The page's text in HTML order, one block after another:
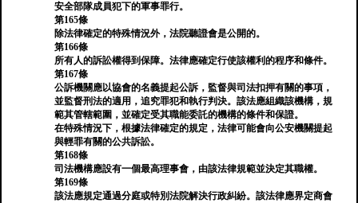
安全部隊成員犯下的軍事罪行。
第165條
除法律確定的特殊情況外，法院聽證會是公開的。
第166條
所有人的訴訟權得到保障。法律應確定行使該權利的程序和條件。
第167條
公訴機關應以協會的名義提起公訴，監督與司法扣押有關的事項，
並監督刑法的適用，追究罪犯和執行判決。該法應組織該機構，規
範其管轄範圍，並確定受其職能委託的機構的條件和保證。
在特殊情況下，根據法律確定的規定，法律可能會向公安機關提起
與輕罪有關的公共訴訟。
第168條
司法機構應設有一個最高理事會，由該法律規範並決定其職權。
第169條
該法應規定通過分庭或特別法院解決行政糾紛。該法律應界定商會